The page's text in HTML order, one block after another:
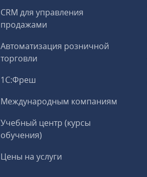
CRM для управления
продажами
Автоматизация розничной
торговли
1С:Фреш
Международным компаниям
Учебный центр (курсы
обучения)
Цены на услуги